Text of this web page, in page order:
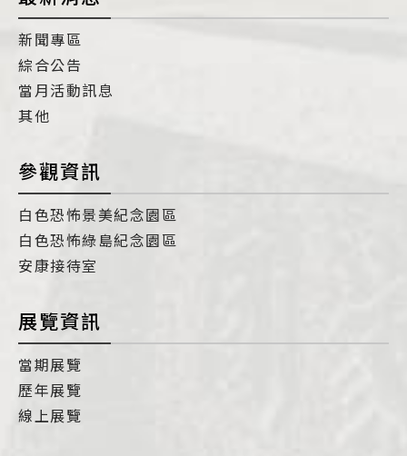
新聞專區
綜合公告
當月活動訊息
其他
參觀資訊
白色恐怖景美紀念園區
白色恐怖綠島紀念園區
安康接待室
展覽資訊
當期展覽
歷年展覽
線上展覽